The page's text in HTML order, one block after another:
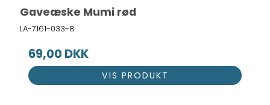
Gaveæske Mumi rød
LA-7161-033-8
69,00 DKK
VIS PRODUKT